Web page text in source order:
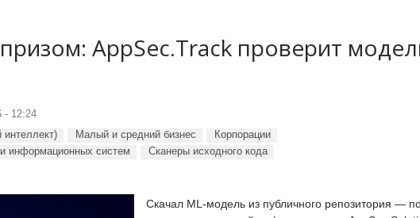
AppSec.Track проверит
- 12:24
интеллект) Малый и средний бизнес
Корпорации
информационных систем
Сканеры исходного кода
Скачал ML-модель из публичного репозитория —